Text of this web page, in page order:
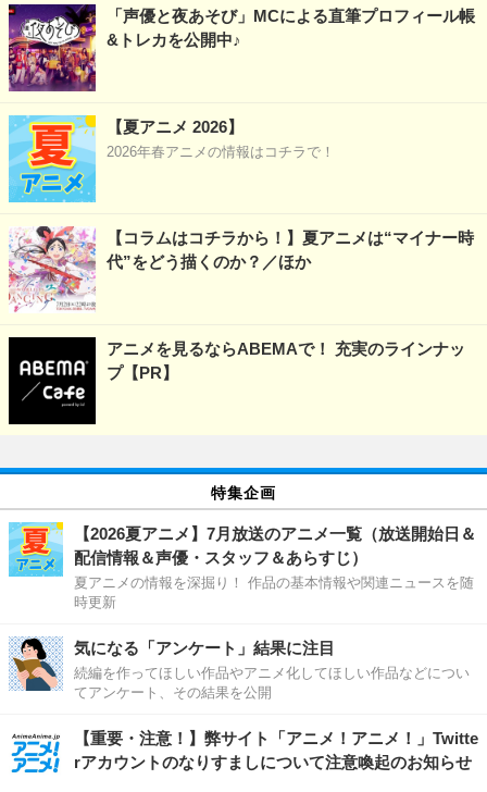
「声優と夜あそび」MCによる直筆プロフィール帳
&トレカを公開中♪
【夏アニメ 2026】
2026年春アニメの情報はコチラで！
【コラムはコチラから！】夏アニメは“マイナー時
代”をどう描くのか？／ほか
アニメを見るならABEMAで！ 充実のラインナッ
プ【PR】
特集企画
【2026夏アニメ】7月放送のアニメ一覧（放送開始日＆
配信情報＆声優・スタッフ＆あらすじ）
夏アニメの情報を深掘り！ 作品の基本情報や関連ニュースを随
時更新
気になる「アンケート」結果に注目
続編を作ってほしい作品やアニメ化してほしい作品などについ
てアンケート、その結果を公開
【重要・注意！】弊サイト「アニメ！アニメ！」Twitte
rアカウントのなりすましについて注意喚起のお知らせ